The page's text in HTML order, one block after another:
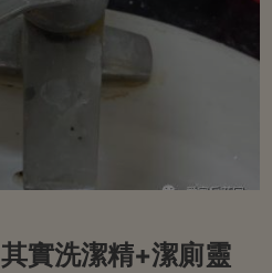
其實洗潔精+潔廁靈